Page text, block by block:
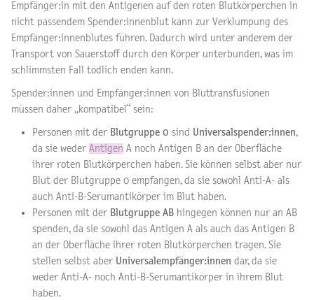
Empfänger:in mit den Antigenen auf den roten Blutkörperchen in
nicht passendem Spender:innenblut kann zur Verklumpung des
Empfänger:innenblutes führen. Dadurch wird unter anderem der
Transport von Sauerstoff durch den Körper unterbunden, was im
schlimmsten Fall tödlich enden kann.
Spender:innen und Empfänger:innen von Bluttransfusionen
müssen daher „kompatibel“ sein:
Personen mit der Blutgruppe 0 sind Universalspender:innen,
da sie weder Antigen A noch Antigen B an der Oberfläche
ihrer roten Blutkörperchen haben. Sie können selbst aber nur
Blut der Blutgruppe 0 empfangen, da sie sowohl Anti-A- als
auch Anti-B-Serumantikörper im Blut haben.
Personen mit der Blutgruppe AB hingegen können nur an AB
spenden, da sie sowohl das Antigen A als auch das Antigen B
an der Oberfläche ihrer roten Blutkörperchen tragen. Sie
stellen selbst aber Universalempfänger:innen dar, da sie
weder Anti-A- noch Anti-B-Serumantikörper in ihrem Blut
haben.